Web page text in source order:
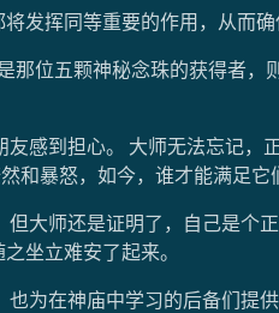
发挥同等重要的作用，从而确
位五颗神秘念珠的获得者，
感到担心。 大师无法忘记，
和暴怒，如今，谁才能满足它
大师还是证明了，自己是个
坐立难安了起来。
为在神庙中学习的后备们提